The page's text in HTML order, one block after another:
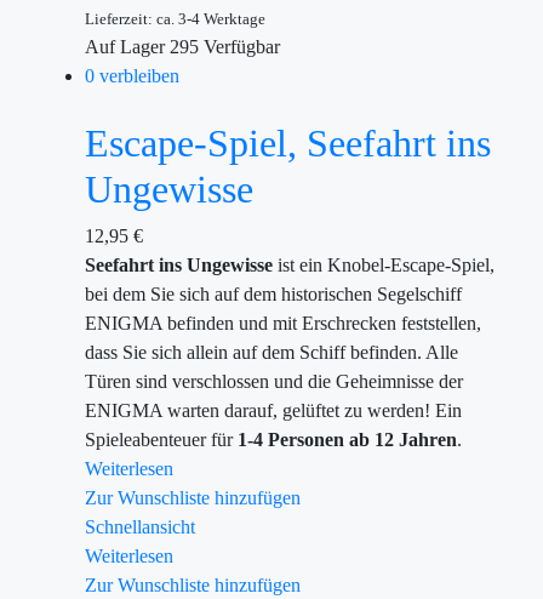
Lieferzeit: ca. 3-4 Werktage
Auf Lager295 Verfügbar
0 verbleiben
Escape-Spiel, Seefahrt ins
Ungewisse
12,95 €
Seefahrt ins Ungewisse ist ein Knobel-Escape-Spiel,
bei dem Sie sich auf dem historischen Segelschiff
ENIGMA befinden und mit Erschrecken feststellen,
dass Sie sich allein auf dem Schiff befinden. Alle
Türen sind verschlossen und die Geheimnisse der
ENIGMA warten darauf, gelüftet zu werden! Ein
Spieleabenteuer für1-4 Personen ab 12 Jahren.
Weiterlesen
Zur Wunschliste hinzufügen
Schnellansicht
Weiterlesen
Zur Wunschliste hinzufügen